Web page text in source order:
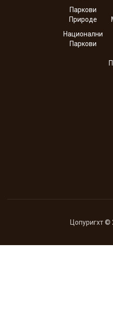
Паркови
Природе
Национални
Паркови
Цопyригхт ©